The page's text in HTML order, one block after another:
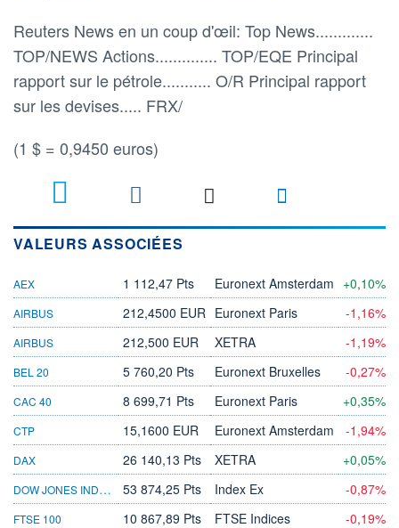
Reuters News en un coup d'œil: Top News.............
TOP/NEWS Actions.............. TOP/EQE Principal
rapport sur le pétrole........... O/R Principal rapport
sur les devises..... FRX/
(1 $ = 0,9450 euros)
VALEURS ASSOCIÉES
AEX 1 112,47 Pts Euronext Amsterdam +0,10%
AIRBUS 212,4500 EUR Euronext Paris -1,16%
AIRBUS 212,500 EUR XETRA -1,19%
BEL 20 5 760,20 Pts Euronext Bruxelles -0,27%
CAC 40 8 699,71 Pts Euronext Paris +0,35%
CTP 15,1600 EUR Euronext Amsterdam -1,94%
DAX 26 140,13 Pts XETRA
+0,05%
DOW JONES INDUSTRIAL AVERAGE
53 874,25 Pts Index Ex -0,87%
FTSE 100 10 867,89 Pts FTSE Indices
-0,19%